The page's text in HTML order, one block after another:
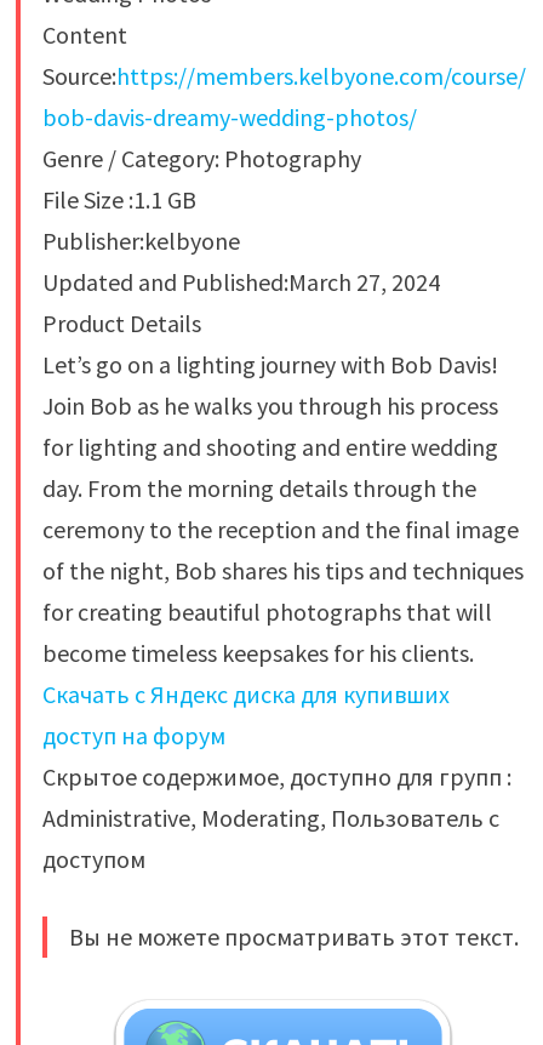
Content
Source:https://members.kelbyone.com/course/
bob-davis-dreamy-wedding-photos/
Genre / Category: Photography
File Size :1.1 GB
Publisher:kelbyone
Updated and Published:March 27, 2024
Product Details
Let’s go on a lighting journey with Bob Davis!
Join Bob as he walks you through his process
for lighting and shooting and entire wedding
day. From the morning details through the
ceremony to the reception and the final image
of the night, Bob shares his tips and techniques
for creating beautiful photographs that will
become timeless keepsakes for his clients.
Скачать с Яндекс диска для купивших
доступ на форум
Скрытое содержимое, доступно для групп :
Administrative, Moderating, Пользователь с
доступом
Вы не можете просматривать этот текст.